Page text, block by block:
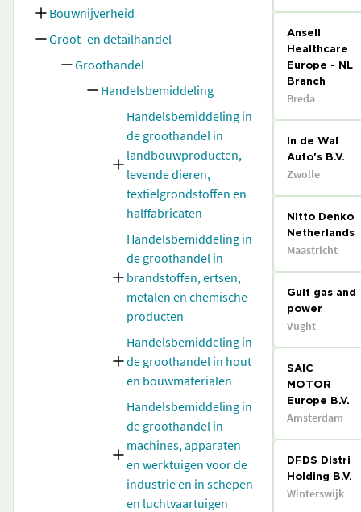
Bouwnijverheid
Groot- en detailhandel
Groothandel
Handelsbemiddeling
Handelsbemiddeling in
de groothandel in
landbouwproducten,
levende dieren,
textielgrondstoffen en
halffabricaten
Handelsbemiddeling in
de groothandel in
brandstoffen, ertsen,
metalen en chemische
producten
Handelsbemiddeling in
de groothandel in hout
en bouwmaterialen
Handelsbemiddeling in
de groothandel in
machines, apparaten
en werktuigen voor de
industrie en in schepen
en luchtvaartuigen
Ansell
Healthcare
Europe - NL
Branch
Breda
In de Wal
Auto's B.V.
Zwolle
Nitto Denko
Netherlands
Maastricht
Gulf gas and
power
Vught
SAIC
MOTOR
Europe B.V.
Amsterdam
DFDS Distri
Holding B.V.
Winterswijk